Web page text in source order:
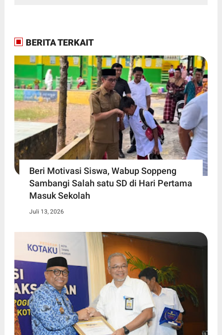
BERITA TERKAIT
Beri Motivasi Siswa, Wabup Soppeng
Sambangi Salah satu SD di Hari Pertama
Masuk Sekolah
Juli 13, 2026